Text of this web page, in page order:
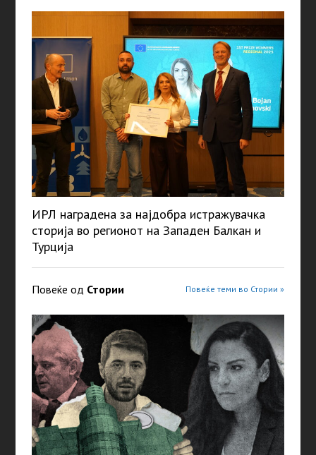
ИРЛ наградена за најдобра истражувачка
сторија во регионот на Западен Балкан и
Турција
Повеќе од Стории Повеќе теми во Стории »